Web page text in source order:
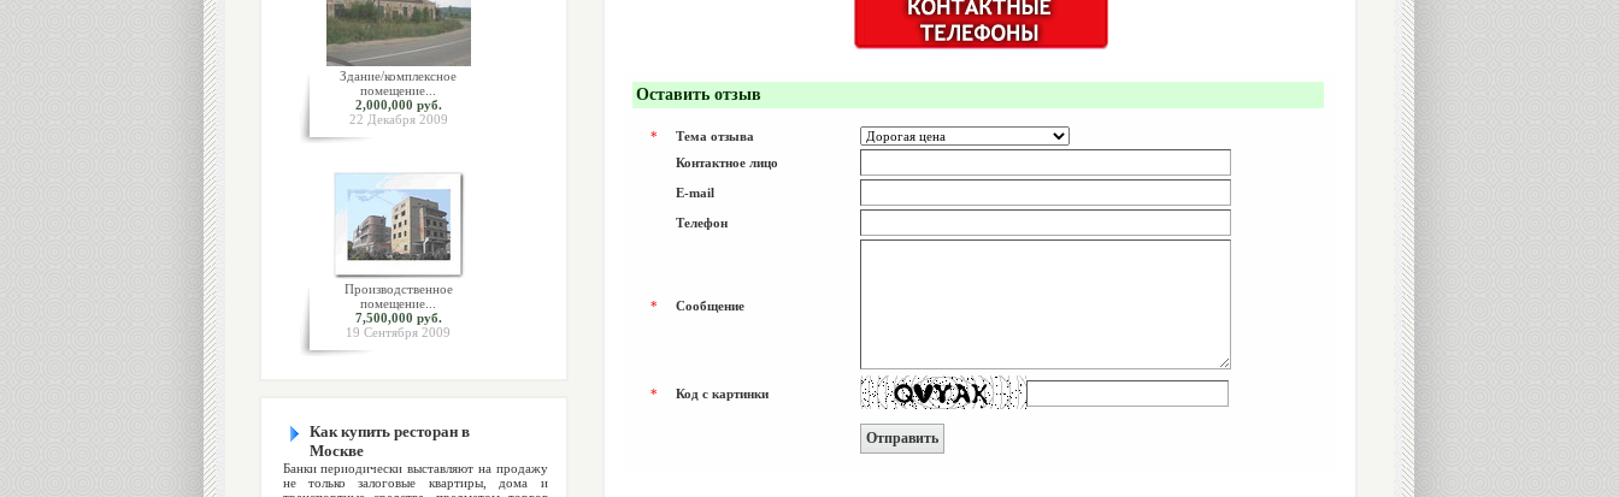
Здание/комплексное
помещение...
2,000,000 руб.
22 Декабря 2009
Производственное
помещение...
7,500,000 руб.
19 Сентября 2009
Как купить ресторан в
Москве
Банки периодически выставляют на продажу
не только залоговые квартиры, дома и
Оставить отзыв
*
Тема отзыва
Контактное лицо
E-mail
Телефон
* Сообщение
* Код с картинки